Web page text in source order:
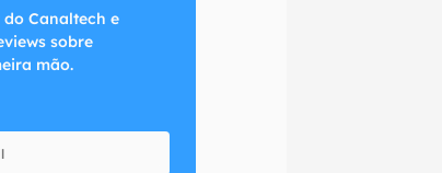
Canaltech e
sobre
mão.